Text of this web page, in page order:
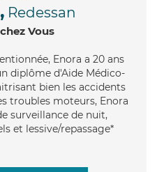
Redessan
Vous
Enora a 20 ans
diplôme d'Aide Médico-
bien les accidents
troubles moteurs, Enora
surveillance de nuit,
et lessive/repassage*